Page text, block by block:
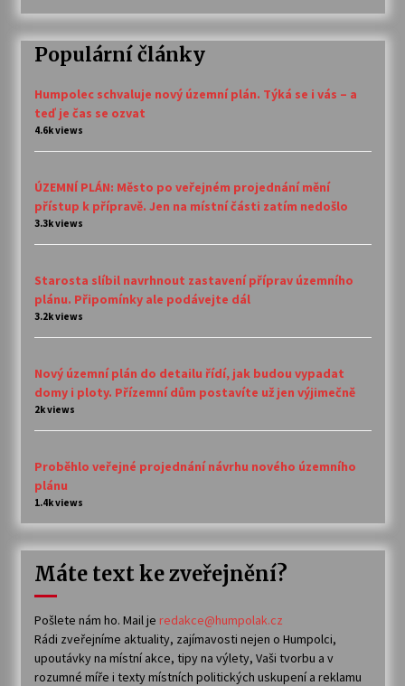
Populární články
Humpolec schvaluje nový územní plán. Týká se i vás – a
teď je čas se ozvat
4.6k views
ÚZEMNÍ PLÁN: Město po veřejném projednání mění
přístup k přípravě. Jen na místní části zatím nedošlo
3.3k views
Starosta slíbil navrhnout zastavení příprav územního
plánu. Připomínky ale podávejte dál
3.2k views
Nový územní plán do detailu řídí, jak budou vypadat
domy i ploty. Přízemní dům postavíte už jen výjimečně
2k views
Proběhlo veřejné projednání návrhu nového územního
plánu
1.4k views
Máte text ke zveřejnění?
Pošlete nám ho. Mail je redakce@humpolak.cz
Rádi zveřejníme aktuality, zajímavosti nejen o Humpolci,
upoutávky na místní akce, tipy na výlety, Vaši tvorbu a v
rozumné míře i texty místních politických uskupení a reklamu